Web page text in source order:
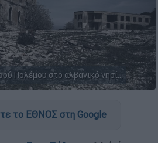
Πολέμου στο αλβανικό νησί...
το ΕΘΝΟΣ στη Google